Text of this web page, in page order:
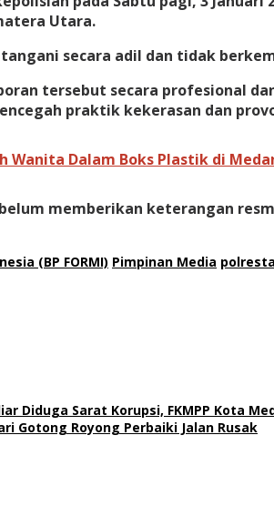
Utara.
secara adil dan tidak
tersebut secara profesional
praktik kekerasan dan
Wanita Dalam Boks Plastik di
memberikan keterangan
(BP FORMI) Pimpinan Media
Diduga Sarat Korupsi, FKMPP Kota
Gotong Royong Perbaiki Jalan Rusak